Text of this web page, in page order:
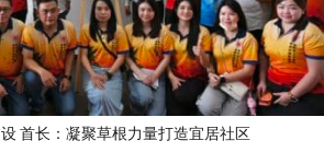
首长：凝聚草根力量打造宜居社区